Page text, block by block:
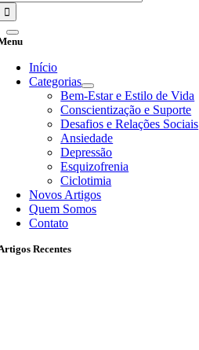
Início
Categorias
Bem-Estar e Estilo de Vida
Conscientização e Suporte
Desafios e Relações Sociais
Ansiedade
Depressão
Esquizofrenia
Ciclotimia
Novos Artigos
Quem Somos
Contato
Recentes